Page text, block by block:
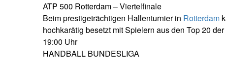
ATP 500 Rotterdam – Viertelfinale
Beim prestigeträchtigen Hallenturnier in Rotterdam
hochkarätig besetzt mit Spielern aus den Top 20
19:00 Uhr
HANDBALL BUNDESLIGA